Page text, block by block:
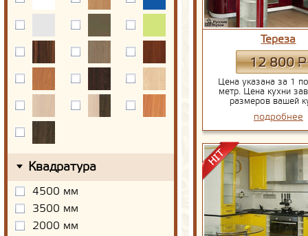
Тереза
12 800Р
Цена указана за 1
метр. Цена кухни
размеров вашей
подробнее
Квадратура
4500 мм
3500 мм
2000 мм